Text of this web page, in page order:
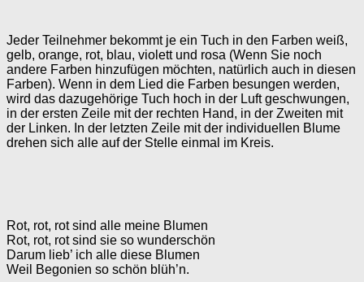
Jeder Teilnehmer bekommt je ein Tuch in den Farben weiß,
gelb, orange, rot, blau, violett und rosa (Wenn Sie noch
andere Farben hinzufügen möchten, natürlich auch in diesen
Farben). Wenn in dem Lied die Farben besungen werden,
wird das dazugehörige Tuch hoch in der Luft geschwungen,
in der ersten Zeile mit der rechten Hand, in der Zweiten mit
der Linken. In der letzten Zeile mit der individuellen Blume
drehen sich alle auf der Stelle einmal im Kreis.
Rot, rot, rot sind alle meine Blumen
Rot, rot, rot sind sie so wunderschön
Darum lieb’ ich alle diese Blumen
Weil Begonien so schön blüh’n.